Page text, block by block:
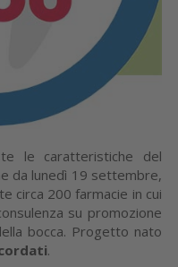
le caratteristiche del
da lunedì 19 settembre,
circa 200 farmacie in cui
su promozione
bocca. Progetto nato
.